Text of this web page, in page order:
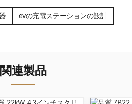
evの充電ステーションの設計
関連製品